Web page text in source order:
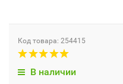
Код товара: 254415
В наличии